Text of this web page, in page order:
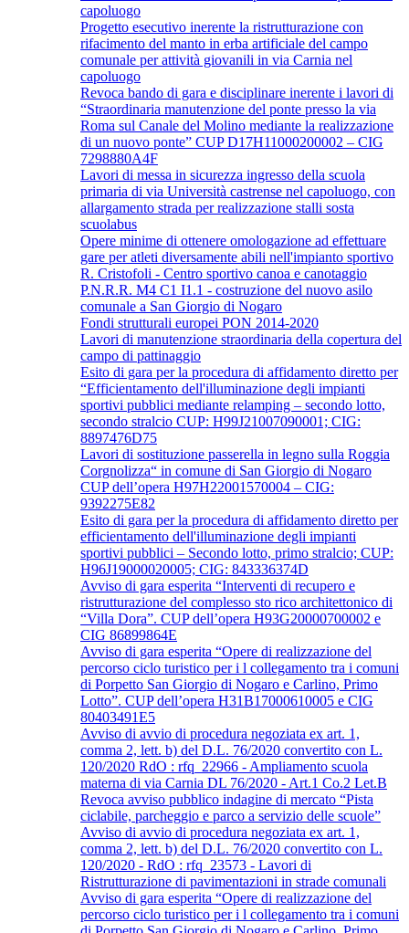
capoluogo
Progetto esecutivo inerente la ristrutturazione con
rifacimento del manto in erba artificiale del campo
comunale per attività giovanili in via Carnia nel
capoluogo
Revoca bando di gara e disciplinare inerente i lavori di
“Straordinaria manutenzione del ponte presso la via
Roma sul Canale del Molino mediante la realizzazione
di un nuovo ponte” CUP D17H11000200002 – CIG
7298880A4F
Lavori di messa in sicurezza ingresso della scuola
primaria di via Università castrense nel capoluogo, con
allargamento strada per realizzazione stalli sosta
scuolabus
Opere minime di ottenere omologazione ad effettuare
gare per atleti diversamente abili nell'impianto sportivo
R. Cristofoli - Centro sportivo canoa e canotaggio
P.N.R.R. M4 C1 I1.1 - costruzione del nuovo asilo
comunale a San Giorgio di Nogaro
Fondi strutturali europei PON 2014-2020
Lavori di manutenzione straordinaria della copertura del
campo di pattinaggio
Esito di gara per la procedura di affidamento diretto per
“Efficientamento dell'illuminazione degli impianti
sportivi pubblici mediante relamping – secondo lotto,
secondo stralcio CUP: H99J21007090001; CIG:
8897476D75
Lavori di sostituzione passerella in legno sulla Roggia
Corgnolizza“ in comune di San Giorgio di Nogaro
CUP dell’opera H97H22001570004 – CIG:
9392275E82
Esito di gara per la procedura di affidamento diretto per
efficientamento dell'illuminazione degli impianti
sportivi pubblici – Secondo lotto, primo stralcio; CUP:
H96J19000020005; CIG: 843336374D
Avviso di gara esperita “Interventi di recupero e
ristrutturazione del complesso sto rico architettonico di
“Villa Dora”. CUP dell’opera H93G20000700002 e
CIG 86899864E
Avviso di gara esperita “Opere di realizzazione del
percorso ciclo turistico per i l collegamento tra i comuni
di Porpetto San Giorgio di Nogaro e Carlino, Primo
Lotto”. CUP dell’opera H31B17000610005 e CIG
80403491E5
Avviso di avvio di procedura negoziata ex art. 1,
comma 2, lett. b) del D.L. 76/2020 convertito con L.
120/2020 RdO : rfq_22966 - Ampliamento scuola
materna di via Carnia DL 76/2020 - Art.1 Co.2 Let.B
Revoca avviso pubblico indagine di mercato “Pista
ciclabile, parcheggio e parco a servizio delle scuole”
Avviso di avvio di procedura negoziata ex art. 1,
comma 2, lett. b) del D.L. 76/2020 convertito con L.
120/2020 - RdO : rfq_23573 - Lavori di
Ristrutturazione di pavimentazioni in strade comunali
Avviso di gara esperita “Opere di realizzazione del
percorso ciclo turistico per i l collegamento tra i comuni